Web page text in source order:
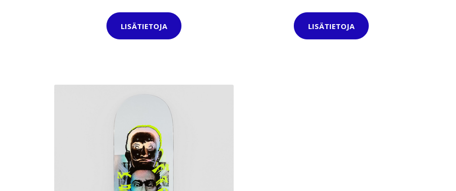
LISÄTIETOJA LISÄTIETOJA